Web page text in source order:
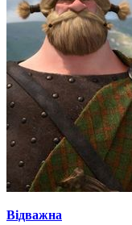
Відважна